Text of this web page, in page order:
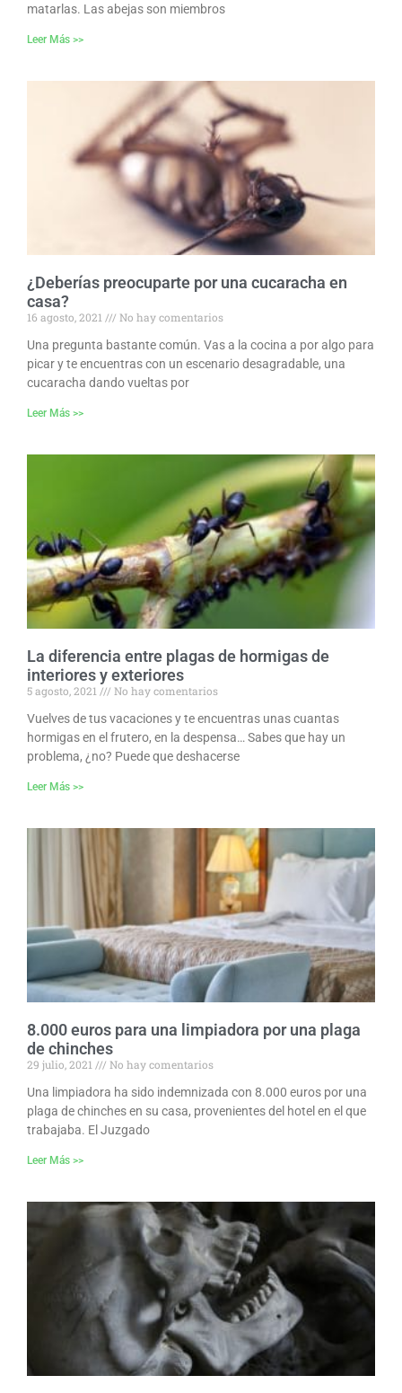
matarlas. Las abejas son miembros
Leer Más >>
¿Deberías preocuparte por una cucaracha en
casa?
16 agosto, 2021
No hay comentarios
Una pregunta bastante común. Vas a la cocina a por algo para
picar y te encuentras con un escenario desagradable, una
cucaracha dando vueltas por
Leer Más >>
La diferencia entre plagas de hormigas de
interiores y exteriores
5 agosto, 2021
No hay comentarios
Vuelves de tus vacaciones y te encuentras unas cuantas
hormigas en el frutero, en la despensa… Sabes que hay un
problema, ¿no? Puede que deshacerse
Leer Más >>
8.000 euros para una limpiadora por una plaga
de chinches
29 julio, 2021
No hay comentarios
Una limpiadora ha sido indemnizada con 8.000 euros por una
plaga de chinches en su casa, provenientes del hotel en el que
trabajaba. El Juzgado
Leer Más >>